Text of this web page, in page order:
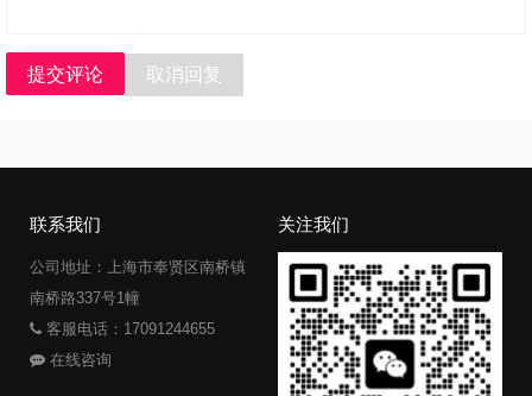
提交评论 取消回复
联系我们
公司地址：上海市奉贤区南桥镇
南桥路337号1幢
客服电话：17091244655
在线咨询
关注我们